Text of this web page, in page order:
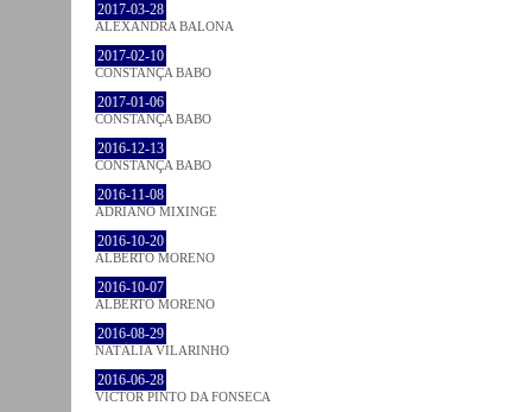
2017-03-28
ALEXANDRA BALONA
2017-02-10
CONSTANÇA BABO
2017-01-06
CONSTANÇA BABO
2016-12-13
CONSTANÇA BABO
2016-11-08
ADRIANO MIXINGE
2016-10-20
ALBERTO MORENO
2016-10-07
ALBERTO MORENO
2016-08-29
NATÁLIA VILARINHO
2016-06-28
VICTOR PINTO DA FONSECA